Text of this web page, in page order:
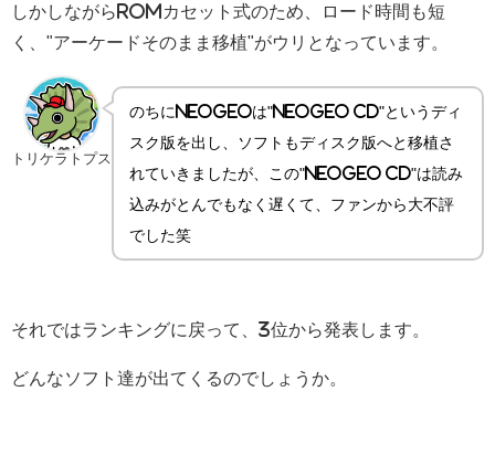
しかしながらROMカセット式のため、ロード時間も短
く、"アーケードそのまま移植"がウリとなっています。
トリケラトプス
のちにNEOGEOは"NEOGEO CD"というディ
スク版を出し、ソフトもディスク版へと移植さ
れていきましたが、この"NEOGEO CD"は読み
込みがとんでもなく遅くて、ファンから大不評
でした笑
それではランキングに戻って、3位から発表します。
どんなソフト達が出てくるのでしょうか。